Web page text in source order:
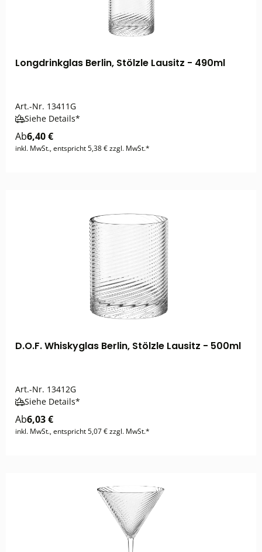
Longdrinkglas Berlin, Stölzle Lausitz - 490ml
Art.-Nr. 13411G
Siehe Details*
Ab6,40 €
inkl. MwSt., entspricht 5,38 € zzgl. MwSt.*
D.O.F. Whiskyglas Berlin, Stölzle Lausitz - 500ml
Art.-Nr. 13412G
Siehe Details*
Ab6,03 €
inkl. MwSt., entspricht 5,07 € zzgl. MwSt.*